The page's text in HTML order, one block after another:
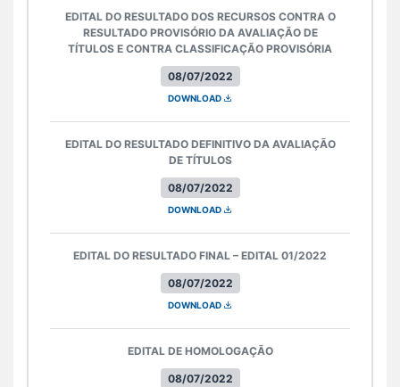
08/07/2022
EDITAL DO RESULTADO DOS RECURSOS CONTRA O
RESULTADO PROVISÓRIO DA AVALIAÇÃO DE
TÍTULOS E CONTRA CLASSIFICAÇÃO PROVISÓRIA
DOWNLOAD
08/07/2022
EDITAL DO RESULTADO DEFINITIVO DA AVALIAÇÃO
DE TÍTULOS
DOWNLOAD
08/07/2022
EDITAL DO RESULTADO FINAL – EDITAL 01/2022
DOWNLOAD
08/07/2022
EDITAL DE HOMOLOGAÇÃO